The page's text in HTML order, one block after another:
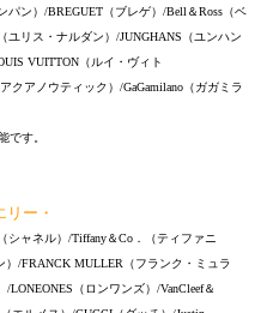
ン）/BREGUET（ブレゲ）/Bell＆Ross（ベ
ユリス・ナルダン）/JUNGHANS（ユンハン
VUITTON（ルイ・ヴィト
クアノウティック）/GaGamilano（ガガミラ
です。
リー・
シャネル）/Tiffany＆Co．（ティファニ
）/FRANCK MULLER（フランク・ミュラ
（ロンワンズ）/VanCleef＆